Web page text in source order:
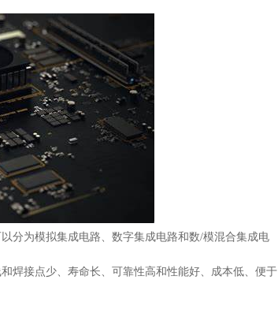
为模拟集成电路、数字集成电路和数/模混合集成电
接点少、寿命长、可靠性高和性能好、成本低、便于